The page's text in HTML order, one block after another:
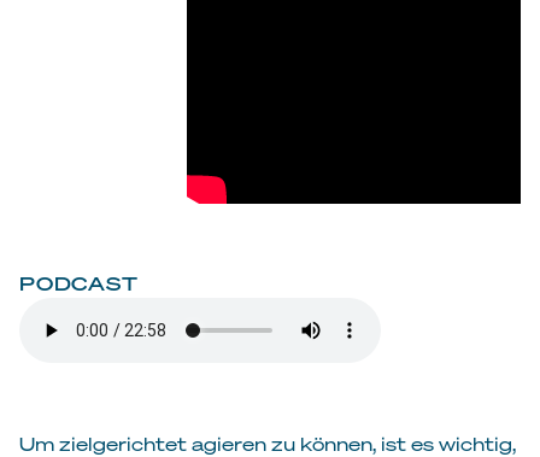
PODCAST
Um zielgerichtet agieren zu können, ist es wichtig,